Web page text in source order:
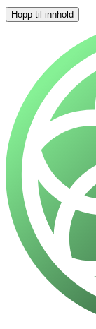
Hopp til innhold